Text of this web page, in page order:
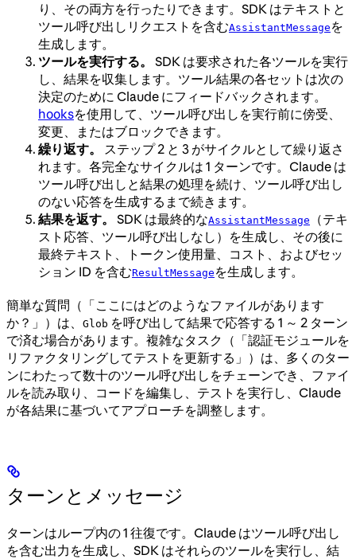
り、その両方を行ったりできます。SDK はテキストと
ツール呼び出しリクエストを含むAssistantMessage を
生成します。
ツールを実行する。
SDK は要求された各ツールを実行
し、結果を収集します。ツール結果の各セットは次の
決定のために Claude にフィードバックされます。
hooksを使用して、ツール呼び出しを実行前に傍受、
変更、またはブロックできます。
繰り返す。
ステップ 2 と 3 がサイクルとして繰り返さ
れます。各完全なサイクルは 1 ターンです。Claude は
ツール呼び出しと結果の処理を続け、ツール呼び出し
のない応答を生成するまで続きます。
結果を返す。
SDK は最終的なAssistantMessage
（テキ
スト応答、ツール呼び出しなし）を生成し、その後に
最終テキスト、トークン使用量、コスト、およびセッ
ション ID を含むResultMessage を生成します。
簡単な質問（「ここにはどのようなファイルがあります
か？」）は、
Glob を呼び出して結果で応答する 1 ～ 2 ターン
で済む場合があります。複雑なタスク（「認証モジュールを
リファクタリングしてテストを更新する」）は、多くのター
ンにわたって数十のツール呼び出しをチェーンでき、ファイ
ルを読み取り、コードを編集し、テストを実行し、Claude
が各結果に基づいてアプローチを調整します。
ターンとメッセージ
ターンはループ内の 1 往復です。Claude はツール呼び出し
を含む出力を生成し、SDK はそれらのツールを実行し、結